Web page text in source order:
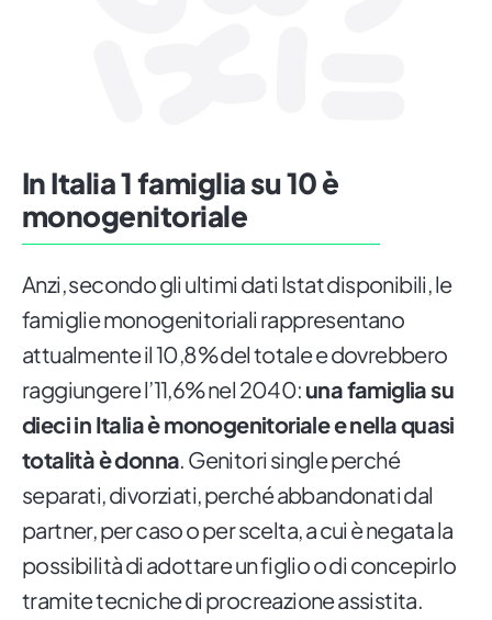
In Italia 1 famiglia su 10 è
monogenitoriale
Anzi, secondo gli ultimi dati Istat disponibili, le
famiglie monogenitoriali rappresentano
attualmente il 10,8% del totale e dovrebbero
raggiungere l’11,6% nel 2040: una famiglia su
dieci in Italia è monogenitoriale e nella quasi
totalità è donna. Genitori single perché
separati, divorziati, perché abbandonati dal
partner, per caso o per scelta, a cui è negata la
possibilità di adottare un figlio o di concepirlo
tramite tecniche di procreazione assistita.